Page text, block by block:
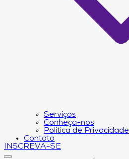
Serviços
Conheça-nos
Política de Privacidade
Contato
INSCREVA-SE